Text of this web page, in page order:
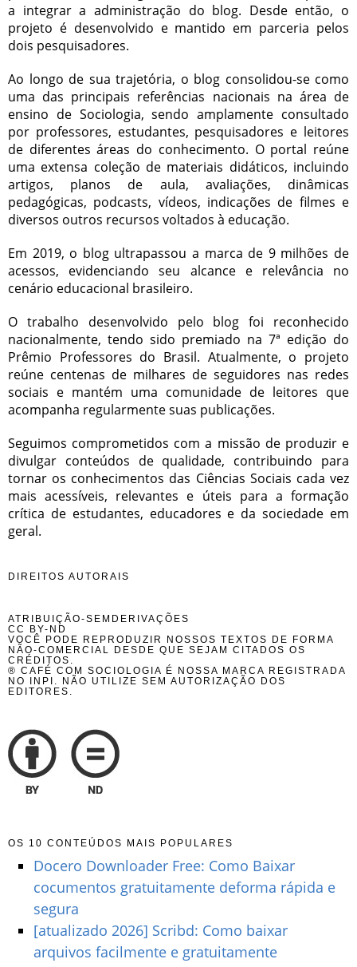
a integrar a administração do blog. Desde então, o
projeto é desenvolvido e mantido em parceria pelos
dois pesquisadores.
Ao longo de sua trajetória, o blog consolidou-se como
uma das principais referências nacionais na área de
ensino de Sociologia, sendo amplamente consultado
por professores, estudantes, pesquisadores e leitores
de diferentes áreas do conhecimento. O portal reúne
uma extensa coleção de materiais didáticos, incluindo
artigos, planos de aula, avaliações, dinâmicas
pedagógicas, podcasts, vídeos, indicações de filmes e
diversos outros recursos voltados à educação.
Em 2019, o blog ultrapassou a marca de 9 milhões de
acessos, evidenciando seu alcance e relevância no
cenário educacional brasileiro.
O trabalho desenvolvido pelo blog foi reconhecido
nacionalmente, tendo sido premiado na 7ª edição do
Prêmio Professores do Brasil. Atualmente, o projeto
reúne centenas de milhares de seguidores nas redes
sociais e mantém uma comunidade de leitores que
acompanha regularmente suas publicações.
Seguimos comprometidos com a missão de produzir e
divulgar conteúdos de qualidade, contribuindo para
tornar os conhecimentos das Ciências Sociais cada vez
mais acessíveis, relevantes e úteis para a formação
crítica de estudantes, educadores e da sociedade em
geral.
DIREITOS AUTORAIS
ATRIBUIÇÃO-SEMDERIVAÇÕES
CC BY-ND
VOCÊ PODE REPRODUZIR NOSSOS TEXTOS DE FORMA
NÃO-COMERCIAL DESDE QUE SEJAM CITADOS OS
CRÉDITOS.
® CAFÉ COM SOCIOLOGIA É NOSSA MARCA REGISTRADA
NO INPI. NÃO UTILIZE SEM AUTORIZAÇÃO DOS
EDITORES.
OS 10 CONTEÚDOS MAIS POPULARES
Docero Downloader Free: Como Baixar
cocumentos gratuitamente deforma rápida e
segura
[atualizado 2026] Scribd: Como baixar
arquivos facilmente e gratuitamente